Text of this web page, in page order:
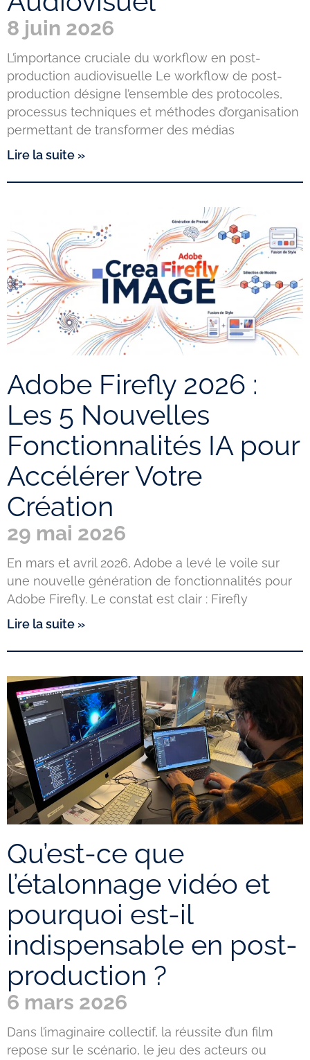
8 juin 2026
L’importance cruciale du workflow en post-
production audiovisuelle Le workflow de post-
production désigne l’ensemble des protocoles,
processus techniques et méthodes d’organisation
permettant de transformer des médias
Lire la suite »
Adobe Firefly 2026 :
Les 5 Nouvelles
Fonctionnalités IA pour
Accélérer Votre
Création
29 mai 2026
En mars et avril 2026, Adobe a levé le voile sur
une nouvelle génération de fonctionnalités pour
Adobe Firefly. Le constat est clair : Firefly
Lire la suite »
Qu’est-ce que
l’étalonnage vidéo et
pourquoi est-il
indispensable en post-
production ?
6 mars 2026
Dans l’imaginaire collectif, la réussite d’un film
repose sur le scénario, le jeu des acteurs ou